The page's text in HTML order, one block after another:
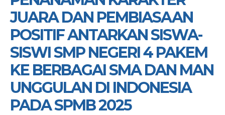
JUARA DAN PEMBIASAAN
POSITIF ANTARKAN SISWA-
SISWI SMP NEGERI 4 PAKEM
KE BERBAGAI SMA DAN MAN
UNGGULAN DI INDONESIA
PADA SPMB 2025